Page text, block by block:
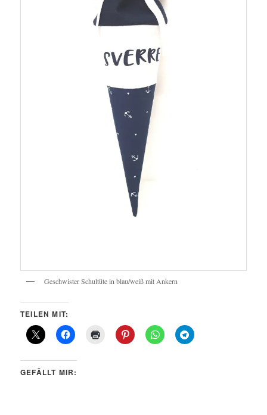
Geschwister Schultüte in blau/weiß mit Ankern
TEILEN MIT:
GEFÄLLT MIR: